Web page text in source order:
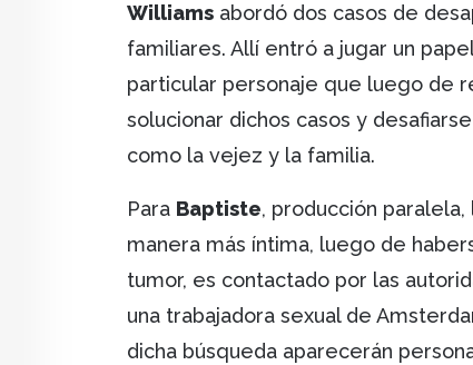
Williams abordó dos casos de
familiares. Allí entró a jugar un
particular personaje que luego de
solucionar dichos casos y
como la vejez y la familia.
Para Baptiste, producción
manera más íntima, luego de
tumor, es contactado por las
una trabajadora sexual de
dicha búsqueda aparecerán